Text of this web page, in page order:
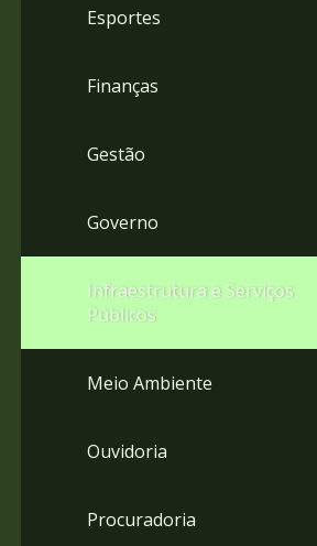
Esportes
Finanças
Gestão
Governo
Infraestrutura e Serviços
Públicos
Meio Ambiente
Ouvidoria
Procuradoria